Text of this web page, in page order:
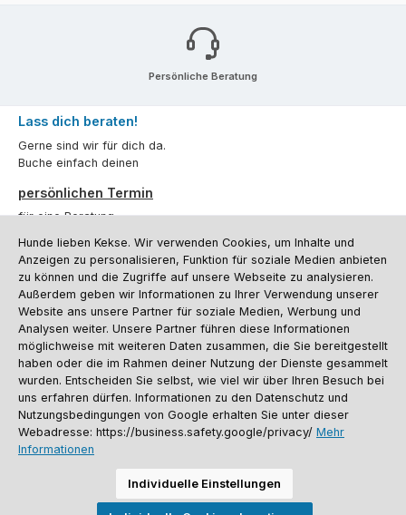
Persönliche Beratung
Lass dich beraten!
Gerne sind wir für dich da.
Buche einfach deinen
persönlichen Termin
für eine Beratung.
Oder über unserKontaktformular.
Vertrag widerrufen
Kundenservice
Informationen
Social Media und Kontakt
Versandinformationen
Batterieentsorgung
Warenrücksendung Sporthund Katalog
Alle Preise inkl. gesetzl. Mehrwertsteuer zzgl.Versandkosten
Hunde lieben Kekse. Wir verwenden Cookies, um Inhalte und
Anzeigen zu personalisieren, Funktion für soziale Medien anbieten
zu können und die Zugriffe auf unsere Webseite zu analysieren.
Außerdem geben wir Informationen zu Ihrer Verwendung unserer
Website ans unsere Partner für soziale Medien, Werbung und
Analysen weiter. Unsere Partner führen diese Informationen
möglichweise mit weiteren Daten zusammen, die Sie bereitgestellt
haben oder die im Rahmen deiner Nutzung der Dienste gesammelt
wurden. Entscheiden Sie selbst, wie viel wir über Ihren Besuch bei
uns erfahren dürfen. Informationen zu den Datenschutz und
Nutzungsbedingungen von Google erhalten Sie unter dieser
Webadresse: https://business.safety.google/privacy/ Mehr
Informationen
Individuelle Einstellungen